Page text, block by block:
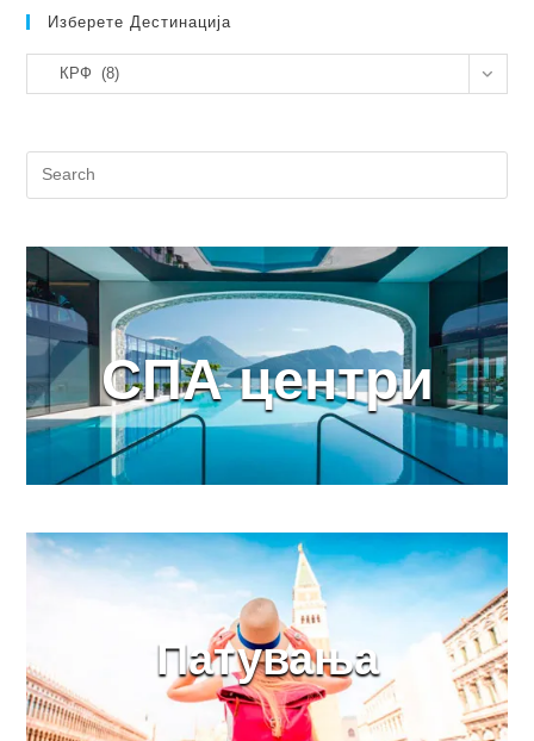
Изберете Дестинација
Изберете
дестинација
КРФ (8)
СПА центри
Патувања